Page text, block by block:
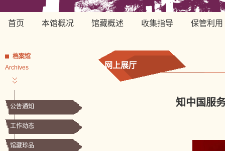
首页 本馆概况 馆藏概述 收集指导 保管利用
档案馆
Archives
公告通知
工作动态
馆藏珍品
网上展厅
知中国服